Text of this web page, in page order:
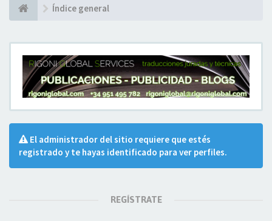
Índice general
El administrador del sitio requiere que estés
registrado y te hayas identificado para ver perfiles.
REGÍSTRATE